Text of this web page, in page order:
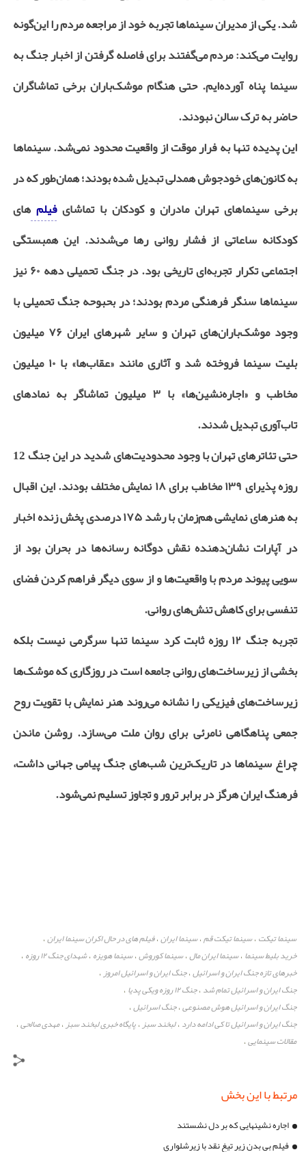
شد. یکی از مدیران سینماها تجربه خود از مراجعه مردم را این‌گونه
روایت می‌کند: مردم می‌گفتند برای فاصله گرفتن از اخبار جنگ به
سینما پناه آورده‌ایم. حتی هنگام موشک‌باران برخی تماشاگران
حاضر به ترک سالن نبودند.
این پدیده تنها به فرار موقت از واقعیت محدود نمی‌شد. سینماها
به کانون‌های خودجوش همدلی تبدیل شده بودند؛ همان‌طور که در
برخی سینماهای تهران مادران و کودکان با تماشایفیلم‌های
کودکانه ساعاتی از فشار روانی رها می‌شدند. این همبستگی
اجتماعی تکرار تجربه‌ای تاریخی بود. در جنگ تحمیلی دهه ۶۰ نیز
سینماها سنگر فرهنگی مردم بودند؛ در بحبوحه جنگ تحمیلی با
وجود موشک‌باران‌های تهران و سایر شهرهای ایران ۷۶ میلیون
بلیت سینما فروخته شد و آثاری مانند «عقاب‌ها» با ۱۰ میلیون
مخاطب و «اجاره‌نشین‌ها» با ۳ میلیون تماشاگر به نمادهای
تاب‌آوری تبدیل شدند.
حتی تئاترهای تهران با وجود محدودیت‌های شدید در این جنگ 12
روزه پذیرای ۱۳۹ مخاطب برای ۱۸ نمایش مختلف بودند. این اقبال
به هنرهای نمایشی هم‌زمان با رشد ۱۷۵ درصدی پخش زنده اخبار
در آپارات نشان‌دهنده نقش دوگانه رسانه‌ها در بحران بود از
سویی پیوند مردم با واقعیت‌ها و از سوی دیگر فراهم کردن فضای
تنفسی برای کاهش تنش‌های روانی.
تجربه جنگ ۱۲ روزه ثابت کرد سینما تنها سرگرمی نیست بلکه
بخشی از زیرساخت‌های روانی جامعه است در روزگاری که موشک‌ها
زیرساخت‌های فیزیکی را نشانه می‌روند هنر نمایش با تقویت روح
جمعی پناهگاهی نامرئی برای روان ملت می‌سازد. روشن ماندن
چراغ سینماها در تاریک‌ترین شب‌های جنگ پیامی جهانی داشت،
فرهنگ ایران هرگز در برابر ترور و تجاوز تسلیم نمی‌شود.
سینما تیکت ،سینما تیکت قم،سینما ایران،فیلم های در حال اکران سینما ایران،
خرید بلیط سینما ،سینما ایران مال،سینما کوروش،سینما هویزه ،شهدای جنگ ۱۲ روزه ،
خبرهای تازه جنگ ایران و اسرائیل،جنگ ایران و اسرائیل امروز،
جنگ ایران و اسرائیل تمام شد ،جنگ ۱۲ روزه ویکی پدیا ،
جنگ ایران و اسرائیل هوش مصنوعی،جنگ اسرائیل،
جنگ ایران و اسرائیل تا کی ادامه دارد ،لبخند سبز،پایگاه خبری لبخند سبز،مهدی صالحی،
مقالات سینمایی،
مرتبط با این بخش
اجاره نشینهایی که بر دل نشستند
فیلم بی بدن زیر تیغ نقد با زیرشلواری